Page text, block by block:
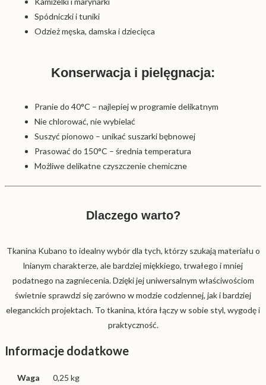
Spódniczki i tuniki
Odzież męska, damska i dziecięca
Konserwacja i pielęgnacja:
Pranie do 40°C – najlepiej w programie delikatnym
Nie chlorować, nie wybielać
Suszyć pionowo – unikać suszarki bębnowej
Prasować do 150°C – średnia temperatura
Możliwe delikatne czyszczenie chemiczne
Dlaczego warto?
Tkanina Kubano to idealny wybór dla tych, którzy szukają materiału o
lnianym charakterze, ale bardziej miękkiego, trwałego i mniej
podatnego na zagniecenia. Dzięki jej uniwersalnym właściwościom
świetnie sprawdzi się zarówno w modzie codziennej, jak i bardziej
eleganckich projektach. To tkanina, która łączy w sobie styl, wygodę i
praktyczność.
Informacje dodatkowe
Waga 0,25 kg